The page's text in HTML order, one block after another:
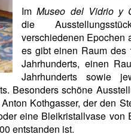
ImMuseo del Vidrio y
die
verschiedenen Epochen
es gibt einen Raum des
Jahrhunderts, einen
Jahrhunderts sowie
Besonders schöne
Kothgasser, der den
eine Bleikristallvase von
entstanden ist.